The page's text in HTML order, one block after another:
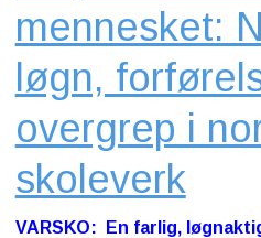
mennesket:
løgn,
overgrep i
skoleverk
VARSKO: En farlig,